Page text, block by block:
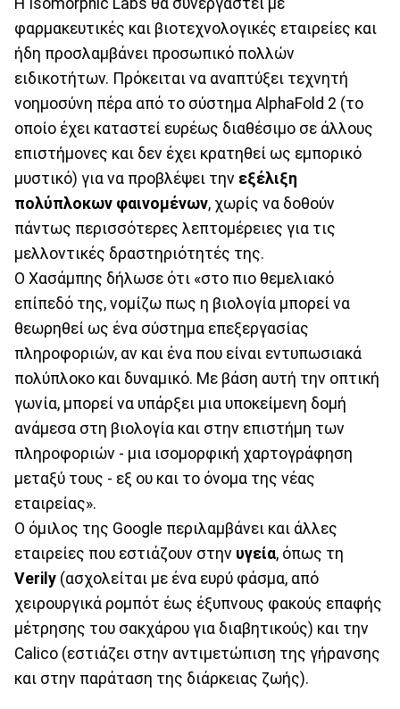
φαρμακευτικές και βιοτεχνολογικές εταιρείες και
ήδη προσλαμβάνει προσωπικό πολλών
ειδικοτήτων. Πρόκειται να αναπτύξει τεχνητή
νοημοσύνη πέρα από το σύστημα AlphaFold 2 (το
οποίο έχει καταστεί ευρέως διαθέσιμο σε άλλους
επιστήμονες και δεν έχει κρατηθεί ως εμπορικό
μυστικό) για να προβλέψει την εξέλιξη
πολύπλοκων φαινομένων, χωρίς να δοθούν
πάντως περισσότερες λεπτομέρειες για τις
μελλοντικές δραστηριότητές της.
Ο Χασάμπης δήλωσε ότι «στο πιο θεμελιακό
επίπεδό της, νομίζω πως η βιολογία μπορεί να
θεωρηθεί ως ένα σύστημα επεξεργασίας
πληροφοριών, αν και ένα που είναι εντυπωσιακά
πολύπλοκο και δυναμικό. Με βάση αυτή την οπτική
γωνία, μπορεί να υπάρξει μια υποκείμενη δομή
ανάμεσα στη βιολογία και στην επιστήμη των
πληροφοριών - μια ισομορφική χαρτογράφηση
μεταξύ τους - εξ ου και το όνομα της νέας
εταιρείας».
Ο όμιλος της Google περιλαμβάνει και άλλες
εταιρείες που εστιάζουν στην υγεία, όπως τη
Verily (ασχολείται με ένα ευρύ φάσμα, από
χειρουργικά ρομπότ έως έξυπνους φακούς επαφής
μέτρησης του σακχάρου για διαβητικούς) και την
Calico (εστιάζει στην αντιμετώπιση της γήρανσης
και στην παράταση της διάρκειας ζωής).